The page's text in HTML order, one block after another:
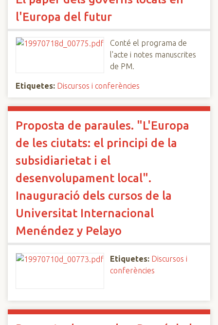
l'Europa del futur
Conté el programa de
l'acte i notes manuscrites
de PM.
Etiquetes: Discursos i conferències
Proposta de paraules. "L'Europa
de les ciutats: el principi de la
subsidiarietat i el
desenvolupament local".
Inauguració dels cursos de la
Universitat Internacional
Menéndez y Pelayo
Etiquetes: Discursos i
conferències